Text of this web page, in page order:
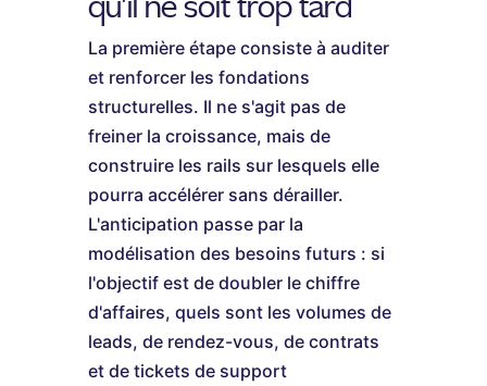
La première étape consiste à auditer
et renforcer les fondations
structurelles. Il ne s'agit pas de
freiner la croissance, mais de
construire les rails sur lesquels elle
pourra accélérer sans dérailler.
L'anticipation passe par la
modélisation des besoins futurs : si
l'objectif est de doubler le chiffre
d'affaires, quels sont les volumes de
leads, de rendez-vous, de contrats
et de tickets de support